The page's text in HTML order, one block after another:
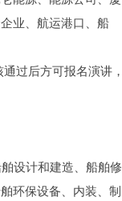
业、航运港口、船
过后方可报名演讲，
设计和建造、船舶修
环保设备、内装、制